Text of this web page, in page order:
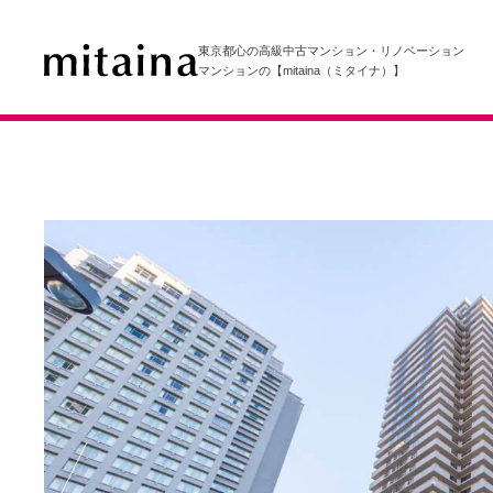
東京都心の高級中古マンション・リノベーション
マンションの【mitaina（ミタイナ）】